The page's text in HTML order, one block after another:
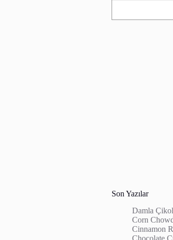
Son Yazılar
Damla
Corn
Cinnamon
Chocolate